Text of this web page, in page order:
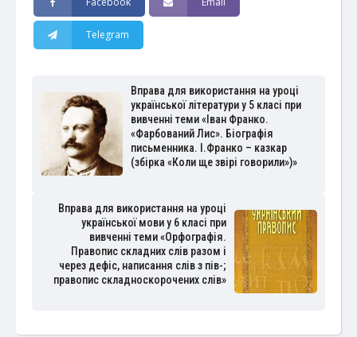
Telegram
Вправа для використання на уроці
української літератури у 5 класі при
вивченні теми «Іван Франко.
«Фарбований Лис». Біографія
письменника. І.Франко – казкар
(збірка «Коли ще звірі говорили»)»
Вправа для використання на уроці
української мови у 6 класі при
вивченні теми «Орфографія.
Правопис складних слів разом і
через дефіс, написання слів з пів-;
правопис складноскорочених слів»